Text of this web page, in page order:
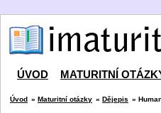
ÚVOD MATURITNÍ
Úvod » Maturitní otázky » Dějepis »